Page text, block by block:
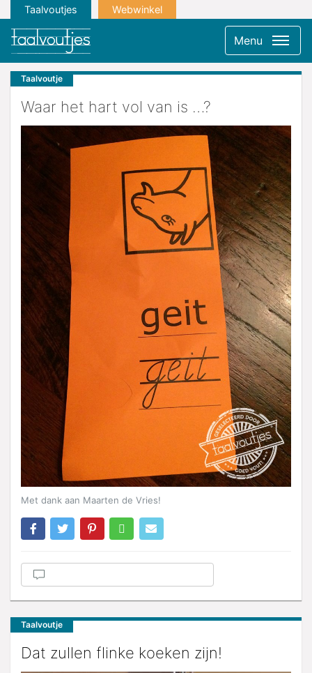
Taalvoutjes Webwinkel
Menu
Taalvoutje
Waar het hart vol van is …?
Met dank aan Maarten de Vries!
Taalvoutje
Dat zullen flinke koeken zijn!